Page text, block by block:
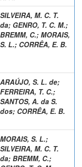
SILVEIRA, M. C. T.
da; GENRO, T. C. M.;
BREMM, C.; MORAIS,
S. L.; CORRÊA, E. B.
ARAÚJO, S. L. de;
FERREIRA, T. C.;
SANTOS, A. da S.
dos; CORRÊA, E. B.
MORAIS, S. L.;
SILVEIRA, M. C. T.
da; BREMM, C.;